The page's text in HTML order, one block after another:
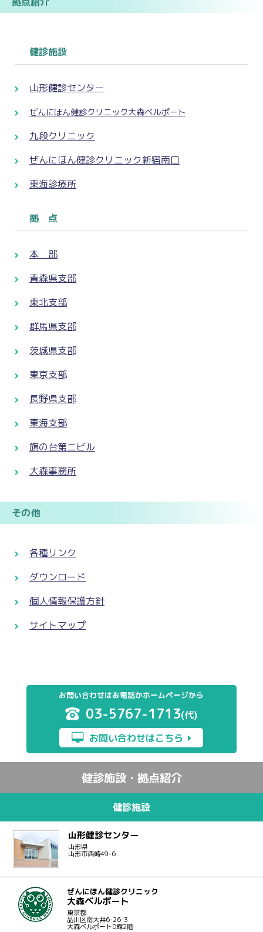
健診施設
山形健診センター
ぜんにほん健診クリニック大森ベルポート
九段クリニック
ぜんにほん健診クリニック新宿南口
東海診療所
拠 点
本 部
青森県支部
東北支部
群馬県支部
茨城県支部
東京支部
長野県支部
東海支部
旗の台第二ビル
大森事務所
その他
各種リンク
ダウンロード
個人情報保護方針
サイトマップ
お問い合わせはお電話かホームページから
03-5767-1713(代)
お問い合わせはこちら
健診施設・拠点紹介
健診施設
山形健診センター
山形県
山形市西崎49-6
ぜんにほん健診クリニック
大森ベルポート
東京都
品川区南大井6-26-3
大森ベルポートD館2階